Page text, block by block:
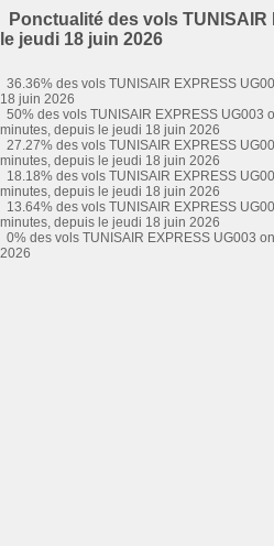
Ponctualité des vols TUNISAIR
le jeudi 18 juin 2026
36.36% des vols TUNISAIR EXPRESS
18 juin 2026
50% des vols TUNISAIR EXPRESS UG003
minutes, depuis le jeudi 18 juin 2026
27.27% des vols TUNISAIR EXPRESS
minutes, depuis le jeudi 18 juin 2026
18.18% des vols TUNISAIR EXPRESS
minutes, depuis le jeudi 18 juin 2026
13.64% des vols TUNISAIR EXPRESS
minutes, depuis le jeudi 18 juin 2026
0% des vols TUNISAIR EXPRESS UG003
2026